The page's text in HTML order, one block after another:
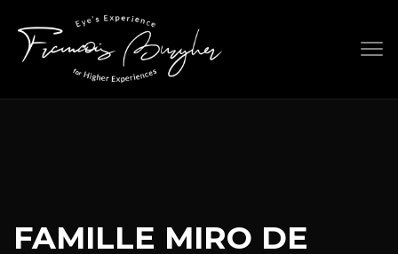
content
FAMILLE MIRO DE